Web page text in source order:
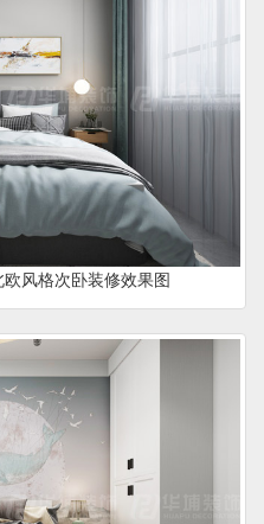
风格次卧装修效果图